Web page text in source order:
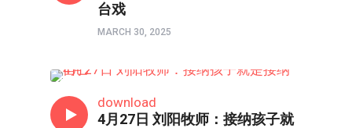
台戏
MARCH 30, 2025
download
4月27日 刘阳牧师：接纳孩子就